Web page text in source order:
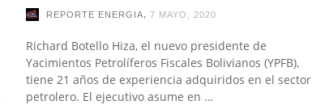
REPORTE ENERGIA 7 MAYO, 2020
Richard Botello Hiza, el nuevo presidente de
Yacimientos Petrolíferos Fiscales Bolivianos (YPFB),
tiene 21 años de experiencia adquiridos en el sector
petrolero. El ejecutivo asume en …